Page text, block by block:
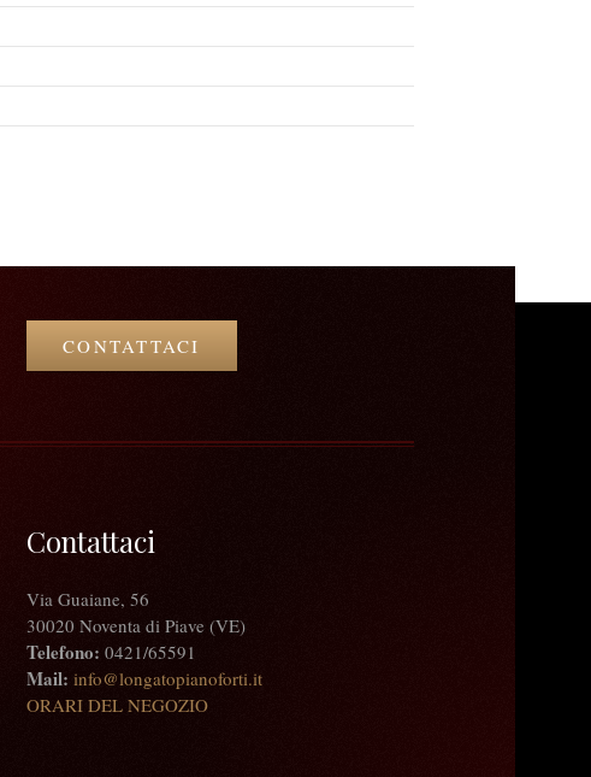
CONTATTACI
Contattaci
Via Guaiane, 56
30020 Noventa di Piave (VE)
Telefono: 0421/65591
Mail: info@longatopianoforti.it
ORARI DEL NEGOZIO